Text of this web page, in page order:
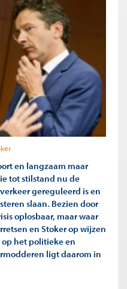
en langzaam maar
tot stilstand nu de
gereguleerd is en
slaan. Bezien door
oplosbaar, maar waar
en Stoker op wijzen
het politieke en
ligt daarom in